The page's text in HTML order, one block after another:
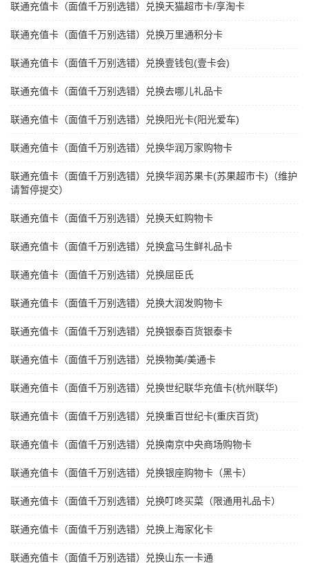
联通充值卡（面值千万别选错）兑换天猫超市卡/享淘卡
联通充值卡（面值千万别选错）兑换万里通积分卡
联通充值卡（面值千万别选错）兑换壹钱包(壹卡会)
联通充值卡（面值千万别选错）兑换去哪儿礼品卡
联通充值卡（面值千万别选错）兑换阳光卡(阳光爱车)
联通充值卡（面值千万别选错）兑换华润万家购物卡
联通充值卡（面值千万别选错）兑换华润苏果卡(苏果超市卡)（维护
请暂停提交）
联通充值卡（面值千万别选错）兑换天虹购物卡
联通充值卡（面值千万别选错）兑换盒马生鲜礼品卡
联通充值卡（面值千万别选错）兑换屈臣氏
联通充值卡（面值千万别选错）兑换大润发购物卡
联通充值卡（面值千万别选错）兑换银泰百货银泰卡
联通充值卡（面值千万别选错）兑换物美/美通卡
联通充值卡（面值千万别选错）兑换世纪联华充值卡(杭州联华)
联通充值卡（面值千万别选错）兑换重百世纪卡(重庆百货)
联通充值卡（面值千万别选错）兑换南京中央商场购物卡
联通充值卡（面值千万别选错）兑换银座购物卡（黑卡）
联通充值卡（面值千万别选错）兑换叮咚买菜（限通用礼品卡）
联通充值卡（面值千万别选错）兑换上海家化卡
联通充值卡（面值千万别选错）兑换山东一卡通